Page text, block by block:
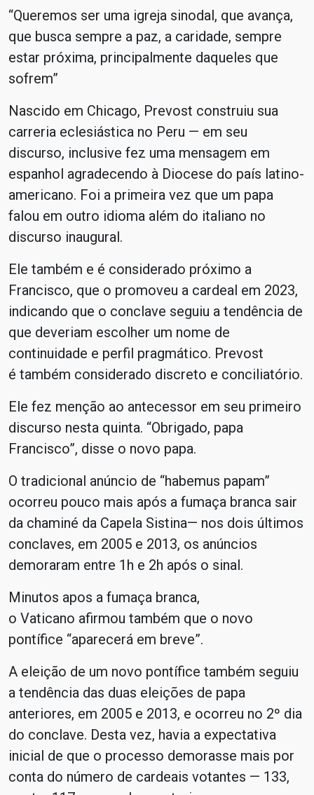
“Queremos ser uma igreja sinodal, que avança,
que busca sempre a paz, a caridade, sempre
estar próxima, principalmente daqueles que
sofrem”
Nascido em Chicago, Prevost construiu sua
carreria eclesiástica no Peru — em seu
discurso, inclusive fez uma mensagem em
espanhol agradecendo à Diocese do país latino-
americano. Foi a primeira vez que um papa
falou em outro idioma além do italiano no
discurso inaugural.
Ele também e é considerado próximo a
Francisco, que o promoveu a cardeal em 2023,
indicando que o conclave seguiu a tendência de
que deveriam escolher um nome de
continuidade e perfil pragmático. Prevost
é também considerado discreto e conciliatório.
Ele fez menção ao antecessor em seu primeiro
discurso nesta quinta. “Obrigado, papa
Francisco”, disse o novo papa.
O tradicional anúncio de “habemus papam”
ocorreu pouco mais após a fumaça branca sair
da chaminé da Capela Sistina— nos dois últimos
conclaves, em 2005 e 2013, os anúncios
demoraram entre 1h e 2h após o sinal.
Minutos apos a fumaça branca,
o Vaticano afirmou também que o novo
pontífice “aparecerá em breve”.
A eleição de um novo pontífice também seguiu
a tendência das duas eleições de papa
anteriores, em 2005 e 2013, e ocorreu no 2º dia
do conclave. Desta vez, havia a expectativa
inicial de que o processo demorasse mais por
conta do número de cardeais votantes — 133,